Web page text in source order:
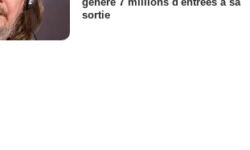
sortie